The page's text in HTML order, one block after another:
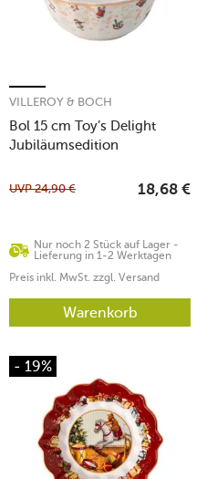
Bol 15 cm Toy’s Delight
Jubiläumsedition
VILLEROY & BOCH
Nur noch 2 Stück auf Lager -
Lieferung in 1-2 Werktagen
UVP24,90 € 18,68 €
Preis inkl. MwSt. zzgl. Versand
Warenkorb
- 19%